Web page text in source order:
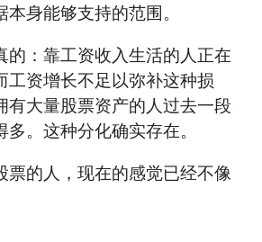
身能够支持的范围。
的：靠工资收入生活的人正在
工资增长不足以弥补这种损
有大量股票资产的人过去一段
。这种分化确实存在。
票的人，现在的感觉已经不像